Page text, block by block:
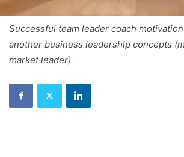
Successful team leader coach
another business leadership concepts
market leader).